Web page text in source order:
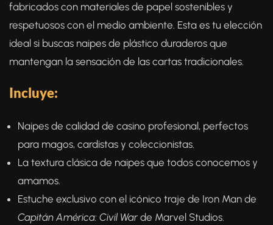
fabricados con materiales de papel sostenibles y
respetuosos con el medio ambiente. Esta es tu elección
ideal si buscas naipes de plástico duraderos que
mantengan la sensación de las cartas tradicionales.
Incluye:
Naipes de calidad de casino profesional, perfectos
para magos, cardistas y coleccionistas.
La textura clásica de naipes que todos conocemos y
amamos.
Estuche exclusivo con el icónico traje de Iron Man de
Capitán América: Civil War de Marvel Studios.